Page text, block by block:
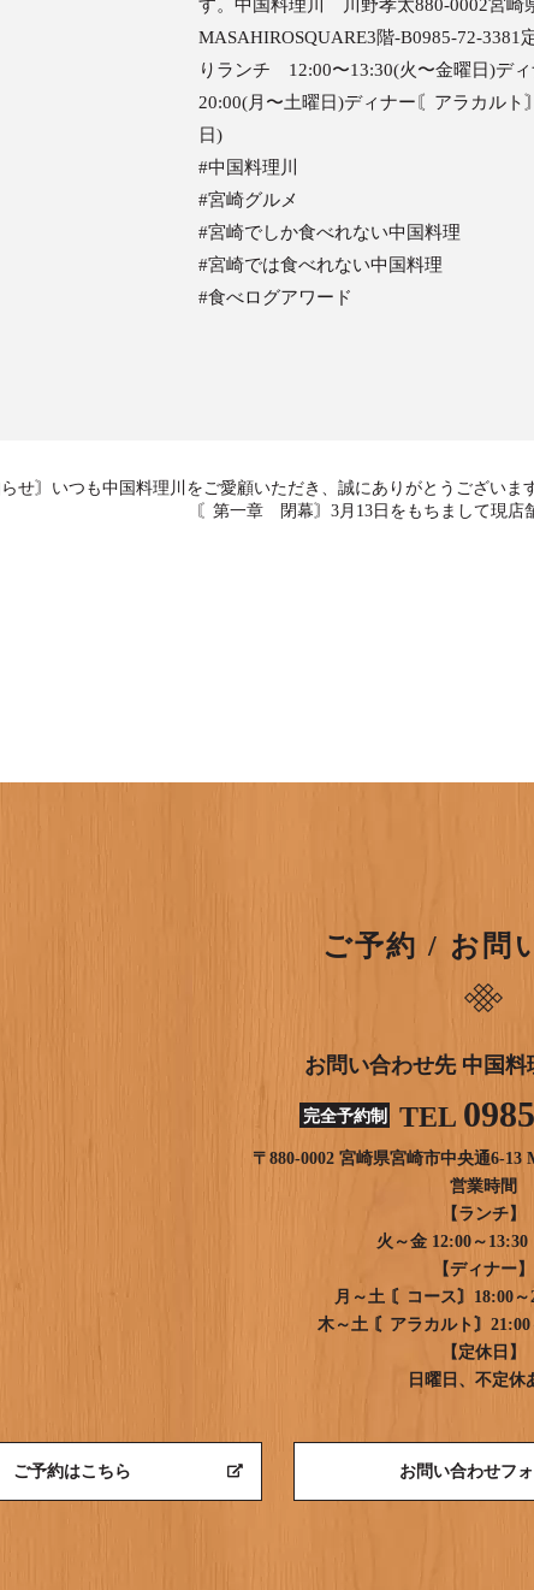
す。中国料理川 川野孝太880-0002宮崎
MASAHIROSQUARE3階-B0985-72-
りランチ 12:00〜13:30(火〜金曜日)デ
20:00(月〜土曜日)ディナー〘アラカルト
日)
#中国料理川
#宮崎グルメ
#宮崎でしか食べれない中国料理
#宮崎では食べれない中国料理
#食べログアワード
せ〙いつも中国料理川をご愛顧いただき、誠にありがとうございま
〘第一章 閉幕〙3月13日をもちまして現店
ご予約 / お問
お問い合わせ先 中国料
完全予約制 TEL
〒880-0002 宮崎県宮崎市中央通6-13
営業時間
【ランチ】
火～金 12:00～13:30
【ディナー】
月～土 〘コース〙18:00～
木～土 〘アラカルト〙21:00
【定休日】
日曜日、不定休
ご予約はこちら お問い合わせフ